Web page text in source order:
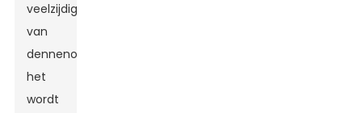
veelzijdigheid
van
dennenolie:
het
wordt